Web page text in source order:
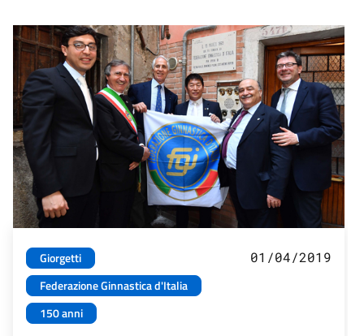
Giorgetti
Federazione Ginnastica d'Italia
150 anni
01/04/2019